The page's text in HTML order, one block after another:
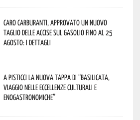
Caro carburanti, approvato un nuovo
taglio delle accise sul gasolio fino al 25
agosto: i dettagli
A Pisticci la nuova tappa di “Basilicata,
viaggio nelle eccellenze culturali e
enogastronomiche”